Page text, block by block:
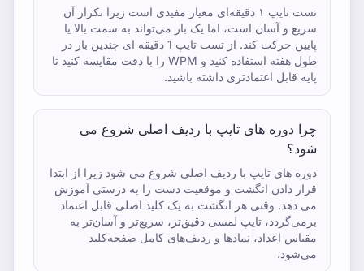
تست تایپ ۱ دقیقه‌ای معیار مفیدی است زیرا تکرار آن
سریع و آسان است، اما یک بار می‌تواند به سمت بالا یا
پایین حرکت کند. از تست تایپ 1 دقیقه ای چندین بار در
طول هفته استفاده کنید و WPM را با دقت مقایسه کنید تا
پایه قابل اعتمادتری داشته باشید.
چرا دوره های تایپ با ردیف اصلی شروع می
شود؟
دوره های تایپ با ردیف اصلی شروع می شود زیرا از ابتدا
قرار دادن انگشت و موقعیت دست را به درستی آموزش
می دهد. وقتی هر انگشت به یک کلید اصلی قابل اعتماد
برمی‌گردد، تایپ لمسی دقیق‌تر، سریع‌تر و آسان‌تر به
مقیاس اعداد، نمادها و ردیف‌های کامل صفحه‌کلید
می‌شود.